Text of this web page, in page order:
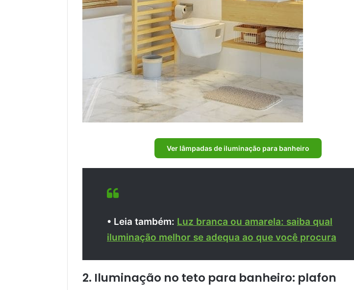
Ver lâmpadas de iluminação para banheiro
• Leia também: Luz branca ou amarela: saiba qual
iluminação melhor se adequa ao que você procura
2. Iluminação no teto para banheiro: plafon